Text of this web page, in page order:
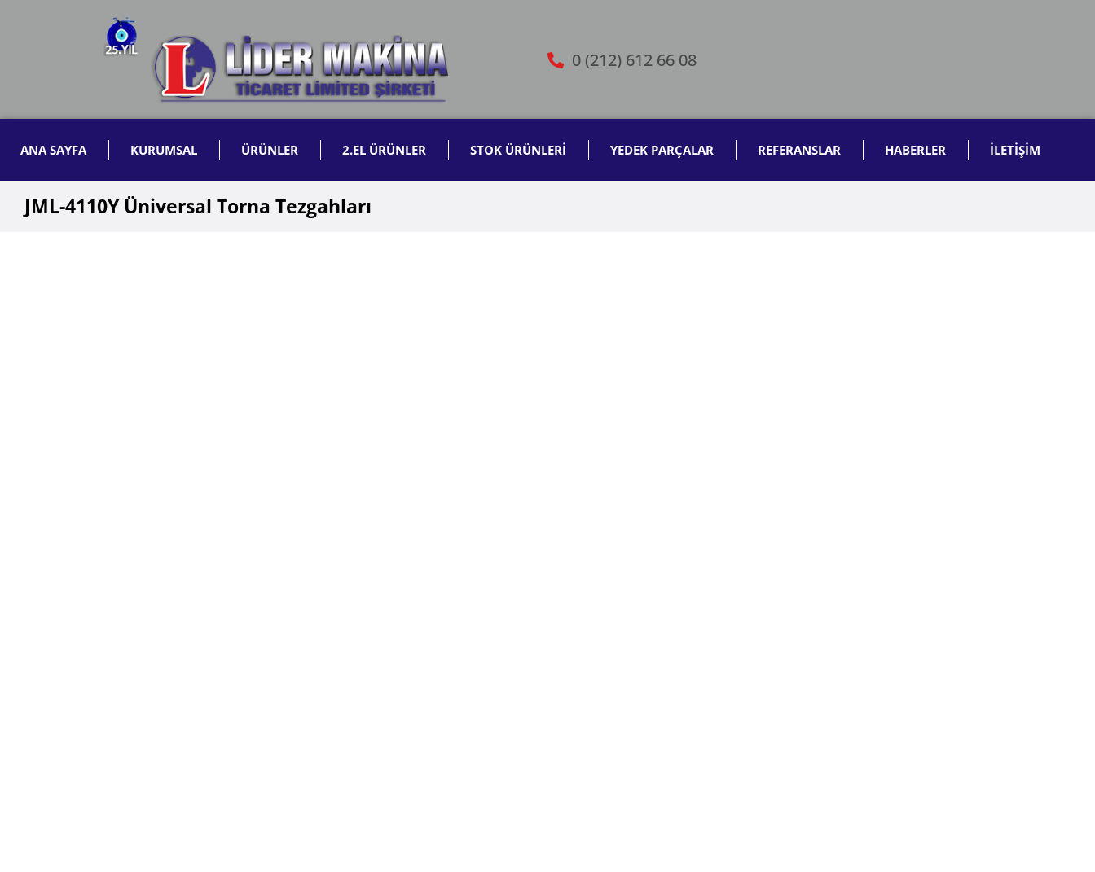
0 (212) 612 66 08
ANA SAYFA KURUMSAL ÜRÜNLER 2.EL ÜRÜNLER STOK ÜRÜNLERİ YEDEK PARÇALAR REFERANSLAR HABERLER İLETİŞİM
JML-4110Y Üniversal Torna Tezgahları